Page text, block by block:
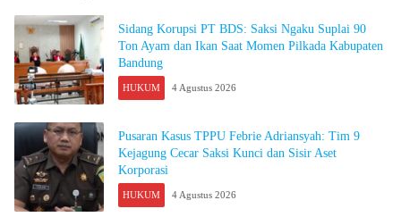
Sidang Korupsi PT BDS: Saksi Ngaku Suplai 90
Ton Ayam dan Ikan Saat Momen Pilkada Kabupaten
Bandung
HUKUM 4 Agustus 2026
Pusaran Kasus TPPU Febrie Adriansyah: Tim 9
Kejagung Cecar Saksi Kunci dan Sisir Aset
Korporasi
HUKUM 4 Agustus 2026